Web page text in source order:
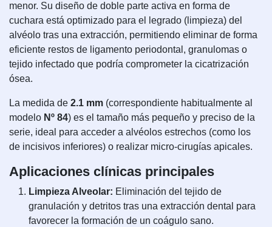
menor. Su diseño de doble parte activa en forma de
cuchara está optimizado para el legrado (limpieza) del
alvéolo tras una extracción, permitiendo eliminar de forma
eficiente restos de ligamento periodontal, granulomas o
tejido infectado que podría comprometer la cicatrización
ósea.
La medida de 2.1 mm (correspondiente habitualmente al
modelo Nº 84) es el tamaño más pequeño y preciso de la
serie, ideal para acceder a alvéolos estrechos (como los
de incisivos inferiores) o realizar micro-cirugías apicales.
Aplicaciones clínicas principales
Limpieza Alveolar: Eliminación del tejido de
granulación y detritos tras una extracción dental para
favorecer la formación de un coágulo sano.